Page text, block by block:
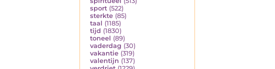
sport (522)
sterkte (85)
taal (1185)
tijd (1830)
toneel (89)
vaderdag (30)
vakantie (319)
valentijn (137)